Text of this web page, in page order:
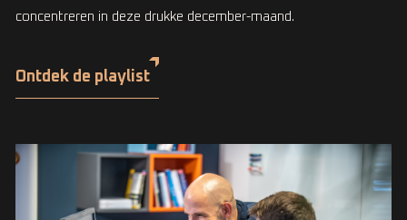
concentreren in deze drukke december-maand.
Ontdek de playlist